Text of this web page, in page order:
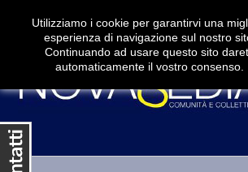
Utilizziamo i cookie per garantirvi una
esperienza di navigazione sul nostro
Continuando ad usare questo sito
automaticamente il vostro consenso.